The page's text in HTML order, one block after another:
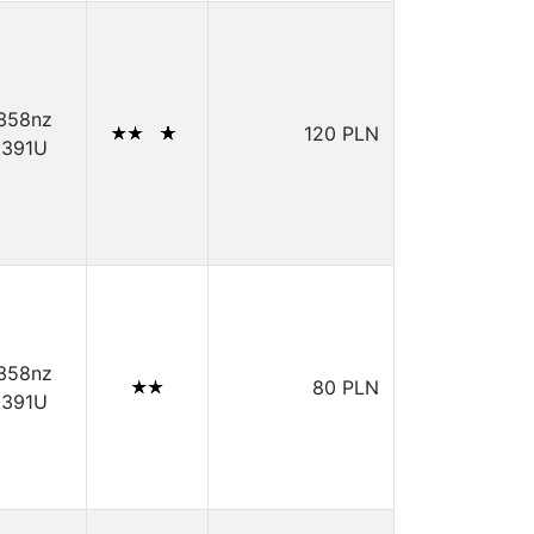
120 PLN
80 PLN